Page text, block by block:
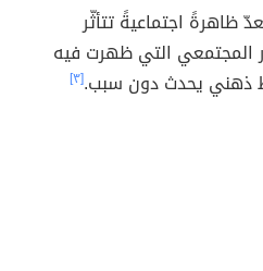
ظاهرةً اجتماعيةً تتأثّر
المجتمعي التي ظهرت فيه
ذهني يحدث دون سبب.[٣]